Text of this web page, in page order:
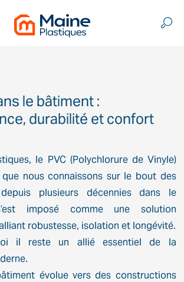
le bâtiment :
durabilité et confort
le PVC (Polychlorure de Vinyle)
nous connaissons sur le bout des
plusieurs décennies dans le
imposé comme une solution
robustesse, isolation et longévité.
il reste un allié essentiel de la
évolue vers des constructions